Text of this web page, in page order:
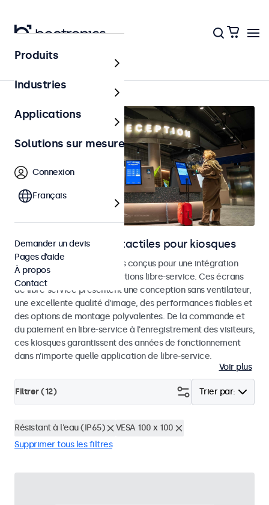
Accueil
Moniteurs et écrans tactiles pour kiosques
Moniteurs et écrans tactiles conçus pour une intégration
dans les kiosques et les solutions libre-service. Ces écrans
de libre-service présentent une conception sans ventilateur,
une excellente qualité d'image, des performances fiables et
des options de montage polyvalentes. De la commande et
du paiement en libre-service à l'enregistrement des visiteurs,
ces kiosques garantissent des années de fonctionnement
dans n'importe quelle application de libre-service.
Voir plus
Trier par:
Filtrer (12)
Résistant à l'eau (IP65)
VESA 100 x 100
Supprimer tous les filtres
Produits
Industries
Applications
Solutions sur mesure
Connexion
Français
Demander un devis
Pages d’aide
À propos
Contact